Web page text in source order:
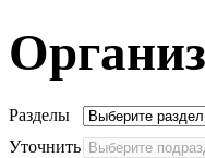
Разделы
Уточнить